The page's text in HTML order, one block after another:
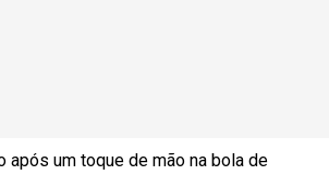
um toque de mão na bola de